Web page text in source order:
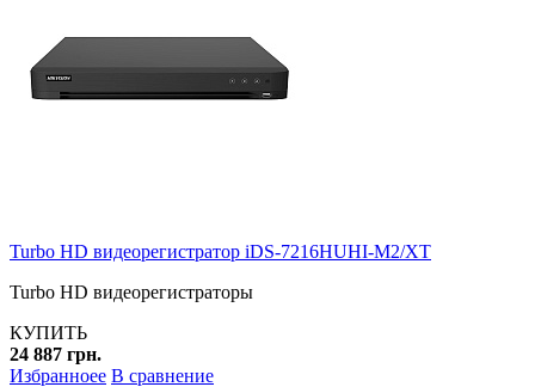
Turbo HD видеорегистратор iDS-7216HUHI-M2/XT
Turbo HD видеорегистраторы
КУПИТЬ
24 887 грн.
Избранноее В сравнение